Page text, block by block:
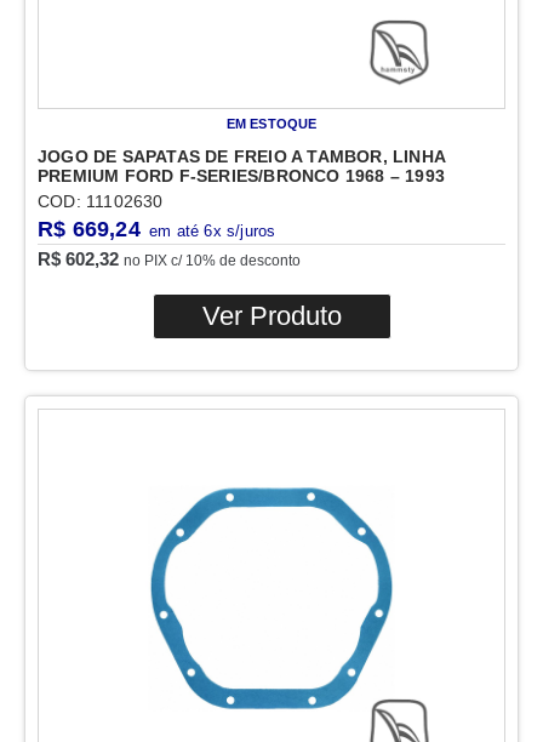
EM ESTOQUE
JOGO DE SAPATAS DE FREIO A TAMBOR, LINHA
PREMIUM FORD F-SERIES/BRONCO 1968 – 1993
COD: 11102630
R$ 669,24
R$ 602,32 no PIX c/ 10% de desconto
Ver Produto